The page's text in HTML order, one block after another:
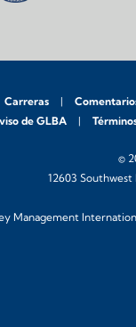
Carreras
de GLBA
©
12603 Southwest
Management